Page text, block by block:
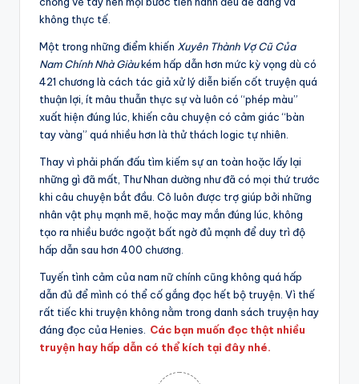
không thực tế.
Một trong những điểm khiến Xuyên Thành Vợ Cũ Của
Nam Chính Nhà Giàukém hấp dẫn hơn mức kỳ vọng dù có
421 chương là cách tác giả xử lý diễn biến cốt truyện quá
thuận lợi, ít mâu thuẫn thực sự và luôn có “phép màu”
xuất hiện đúng lúc, khiến câu chuyện có cảm giác “bàn
tay vàng” quá nhiều hơn là thử thách logic tự nhiên.
Thay vì phải phấn đấu tìm kiếm sự an toàn hoặc lấy lại
những gì đã mất, Thư Nhan dường như đã có mọi thứ trước
khi câu chuyện bắt đầu. Cô luôn được trợ giúp bởi những
nhân vật phụ mạnh mẽ, hoặc may mắn đúng lúc, không
tạo ra nhiều bước ngoặt bất ngờ đủ mạnh để duy trì độ
hấp dẫn sau hơn 400 chương.
Tuyến tình cảm của nam nữ chính cũng không quá hấp
dẫn đủ để mình có thể cố gắng đọc hết bộ truyện. Vì thế
rất tiếc khi truyện không nằm trong danh sách truyện hay
đáng đọc của Henies. Các bạn muốn đọc thật nhiều
truyện hay hấp dẫn có thể kích tại đây nhé.